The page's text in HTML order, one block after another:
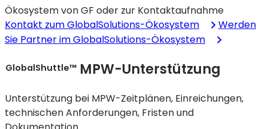
Ökosystem von GF oder zur Kontaktaufnahme
Kontakt zum GlobalSolutions-Ökosystem
Werden
Sie Partner im GlobalSolutions-Ökosystem
GlobalShuttle™MPW-Unterstützung
Unterstützung bei MPW-Zeitplänen, Einreichungen,
technischen Anforderungen, Fristen und